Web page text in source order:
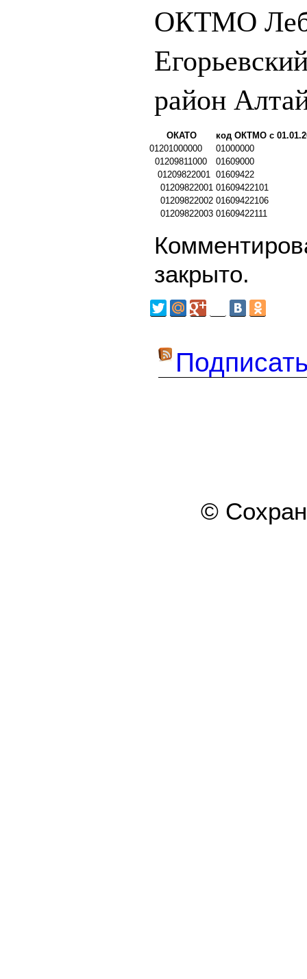
ОКТМО
район
ОКАТО
код ОКТМО с
01201000000
01000000
01209811000
01609000
01209822001 01609422
01209822001 01609422101
01209822002 01609422106
01209822003 01609422111
закрыто.
©